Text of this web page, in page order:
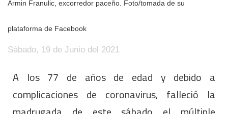
Armin Franulic, excorredor paceño. Foto/tomada de su
plataforma de Facebook
Sábado, 19 de Junio del 2021
A los 77 de años de edad y debido a
complicaciones de coronavirus, falleció la